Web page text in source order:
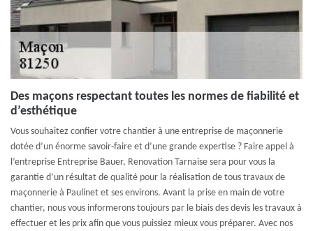
Des maçons respectant toutes les normes de fiabilité et
d’esthétique
Vous souhaitez confier votre chantier à une entreprise de maçonnerie
dotée d’un énorme savoir-faire et d’une grande expertise ? Faire appel à
l’entreprise Entreprise Bauer, Renovation Tarnaise sera pour vous la
garantie d’un résultat de qualité pour la réalisation de tous travaux de
maçonnerie à Paulinet et ses environs. Avant la prise en main de votre
chantier, nous vous informerons toujours par le biais des devis les travaux à
effectuer et les prix afin que vous puissiez mieux vous préparer. Avec nos